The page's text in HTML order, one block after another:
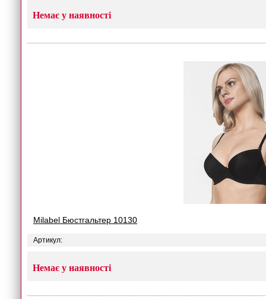
Немає у наявності
Milabel Бюстгальтер 10130
Артикул:
Немає у наявності